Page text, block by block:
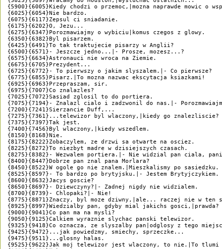
{5900}{6005}Kiedy chodzi o przemoc,|mozna naprawde mowic o
{6025}{6054}Nie bardzo.
{6075}{6117}Zepsul ci sniadanie.
{6175}{6202}O, Jezu...
{6275}{6347}Porozmawiajmy o wybiciu|komus czegos z glowy.
{6350}{6382}Byl pisarzem.
{6425}{6491}To tak traktujecie pisarzy w Anglii?
{6500}{6571}- Jeszcze jedno...|- Prosze, mozesz...?
{6575}{6634}Astronauci nie wroca na Ziemie.
{6675}{6705}Prezydent...
{6725}{6772}- To pierwszy o jakim slyszalem.|- Co pierwsze?
{6775}{6855}Pisarz.|To mozna nazwac ekscytacja ksiazkami!
{6925}{6963}Przepraszam, sir.
{6975}{7007}Co znalazles?
{7025}{7072}Sasiad zglosil to do portiera.
{7075}{7194}- Znalazl cialo i zadzwonil do nas.|-
{7200}{7241}Sierzancie Duff,...
{7275}{7361}...telewizor byl wlaczony,|kiedy go znalezliscie?
{7375}{7397}Tak jest.
{7400}{7456}Byl wlaczony,|kiedy wszedlem.
{8150}{8168}Nie.
{8175}{8222}Zobaczylem, ze drzwi sa otwarte na osciez.
{8225}{8272}To niezbyt madre w dzisiejszych czasach.
{8275}{8382}- Wezwalem portiera.|- Nie widzial pan ciala,
{8400}{8447}Dobrze pan znal pana Morlara?
{8450}{8522}W ogole go nie znalem.|Mieszkalismy po sasiedzku.
{8525}{8597}- To bardzo po brytyjsku.|- Jestem Brytyjczykiem.
{8600}{8632}Jacys goscie?
{8650}{8697}- Dziewczyny?|- Zadnej nigdy nie widzialem.
{8700}{8739}- Chlopaki?|- Nie!
{8775}{8871}Znaczy, byl moze dziwny,|ale... raczej nie w ten
{8925}{8997}Wiedzialby pan, gdyby mial jakichs gosci,|prawda?
{9000}{9041}Co pan ma na mysli?
{9050}{9125}Calkiem wyraznie slychac panski telewizor.
{9325}{9418}Co oznacza, ze slyszalby pan|odglosy z tego
{9425}{9472}...jak powiedzmy, smiechy, sprzeczke...
{9475}{9511}...glosny halas.
{9525}{9622}Jak moj telewizor jest wlaczony, to nie.|To tlumi